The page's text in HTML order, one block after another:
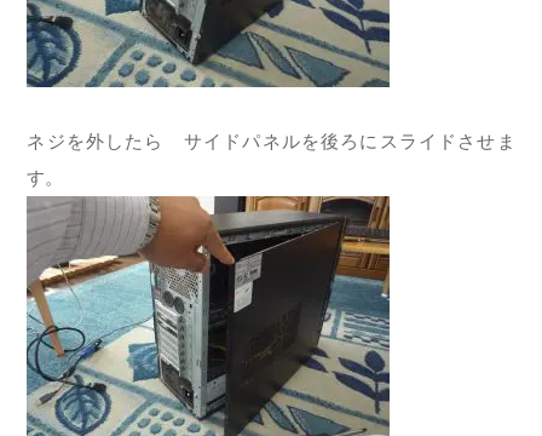
ネジを外したら サイドパネルを後ろにスライドさせま
す。